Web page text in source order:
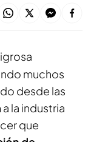
muchos
desde las
la industria
que